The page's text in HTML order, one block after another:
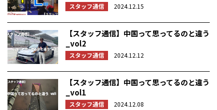
スタッフ通信 2024.12.15
【スタッフ通信】中国って思ってるのと違う
_vol2
スタッフ通信 2024.12.12
【スタッフ通信】中国って思ってるのと違う
_vol1
スタッフ通信 2024.12.08